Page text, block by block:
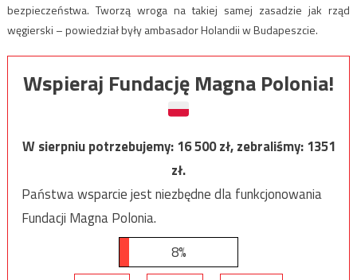
bezpieczeństwa. Tworzą wroga na takiej samej zasadzie jak rząd
węgierski – powiedział były ambasador Holandii w Budapeszcie.
Wspieraj Fundację Magna Polonia!
W sierpniu potrzebujemy:16 500zł, zebraliśmy:1351
zł.
Państwa wsparcie jest niezbędne dla funkcjonowania
Fundacji Magna Polonia.
8%